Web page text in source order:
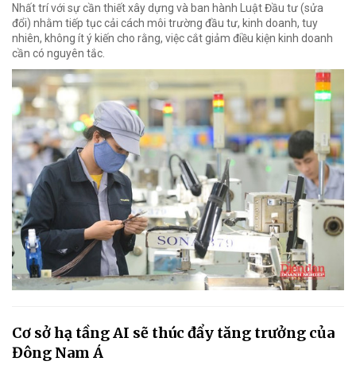
Nhất trí với sự cần thiết xây dựng và ban hành Luật Đầu tư (sửa
đổi) nhằm tiếp tục cải cách môi trường đầu tư, kinh doanh, tuy
nhiên, không ít ý kiến cho rằng, việc cắt giảm điều kiện kinh doanh
cần có nguyên tắc.
Cơ sở hạ tầng AI sẽ thúc đẩy tăng trưởng của
Đông Nam Á